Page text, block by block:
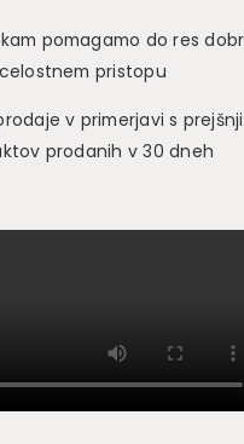
pomagamo do res
pristopu
v primerjavi s
prodanih v 30 dneh